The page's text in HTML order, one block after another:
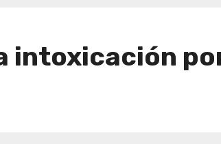
intoxicación